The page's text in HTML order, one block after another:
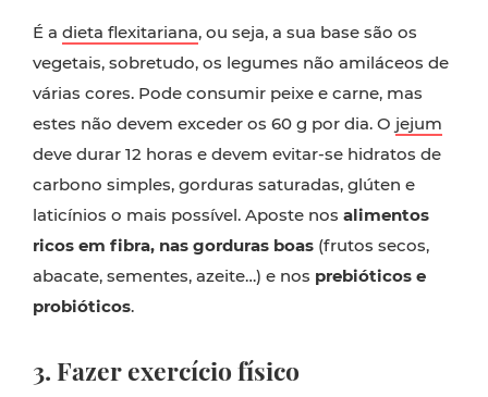
É a dieta flexitariana, ou seja, a sua base são os
vegetais, sobretudo, os legumes não amiláceos de
várias cores. Pode consumir peixe e carne, mas
estes não devem exceder os 60 g por dia. O jejum
deve durar 12 horas e devem evitar-se hidratos de
carbono simples, gorduras saturadas, glúten e
laticínios o mais possível. Aposte nos alimentos
ricos em fibra, nas gorduras boas (frutos secos,
abacate, sementes, azeite…) e nos prebióticos e
probióticos.
3. Fazer exercício físico